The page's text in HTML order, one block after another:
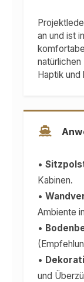
an und ist
Haptik
•
Kabinen.
•
Ambiente
•
•
und